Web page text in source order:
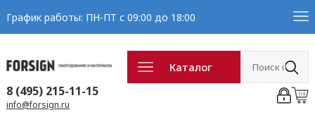
График работы: ПН-ПТ с 09:00 до 18:00
Каталог
8 (495) 215-11-15
info@forsign.ru